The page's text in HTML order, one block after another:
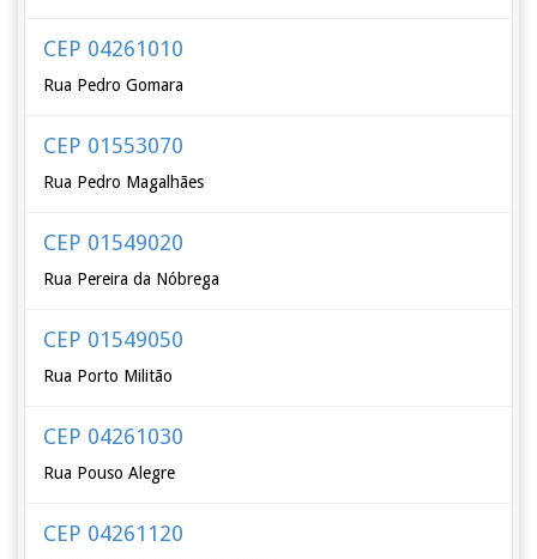
CEP 04261010
Rua Pedro Gomara
CEP 01553070
Rua Pedro Magalhães
CEP 01549020
Rua Pereira da Nóbrega
CEP 01549050
Rua Porto Militão
CEP 04261030
Rua Pouso Alegre
CEP 04261120